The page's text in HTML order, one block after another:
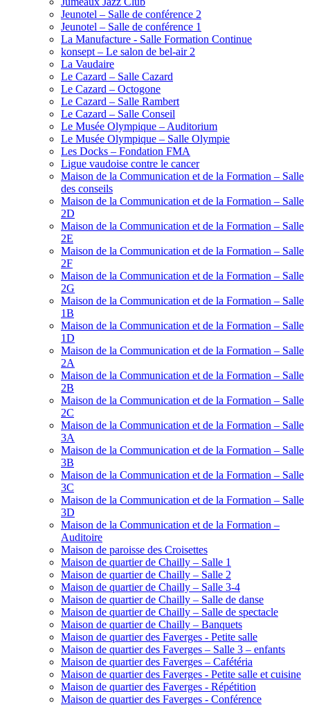
Jeunotel – Salle de conférence 2
Jeunotel – Salle de conférence 1
La Manufacture - Salle Formation Continue
konsept – Le salon de bel-air 2
La Vaudaire
Le Cazard – Salle Cazard
Le Cazard – Octogone
Le Cazard – Salle Rambert
Le Cazard – Salle Conseil
Le Musée Olympique – Auditorium
Le Musée Olympique – Salle Olympie
Les Docks – Fondation FMA
Ligue vaudoise contre le cancer
Maison de la Communication et de la Formation – Salle
des conseils
Maison de la Communication et de la Formation – Salle
2D
Maison de la Communication et de la Formation – Salle
2E
Maison de la Communication et de la Formation – Salle
2F
Maison de la Communication et de la Formation – Salle
2G
Maison de la Communication et de la Formation – Salle
1B
Maison de la Communication et de la Formation – Salle
1D
Maison de la Communication et de la Formation – Salle
2A
Maison de la Communication et de la Formation – Salle
2B
Maison de la Communication et de la Formation – Salle
2C
Maison de la Communication et de la Formation – Salle
3A
Maison de la Communication et de la Formation – Salle
3B
Maison de la Communication et de la Formation – Salle
3C
Maison de la Communication et de la Formation – Salle
3D
Maison de la Communication et de la Formation –
Auditoire
Maison de paroisse des Croisettes
Maison de quartier de Chailly – Salle 1
Maison de quartier de Chailly – Salle 2
Maison de quartier de Chailly – Salle 3-4
Maison de quartier de Chailly – Salle de danse
Maison de quartier de Chailly – Salle de spectacle
Maison de quartier de Chailly – Banquets
Maison de quartier des Faverges - Petite salle
Maison de quartier des Faverges – Salle 3 – enfants
Maison de quartier des Faverges – Cafétéria
Maison de quartier des Faverges - Petite salle et cuisine
Maison de quartier des Faverges - Répétition
Maison de quartier des Faverges - Conférence